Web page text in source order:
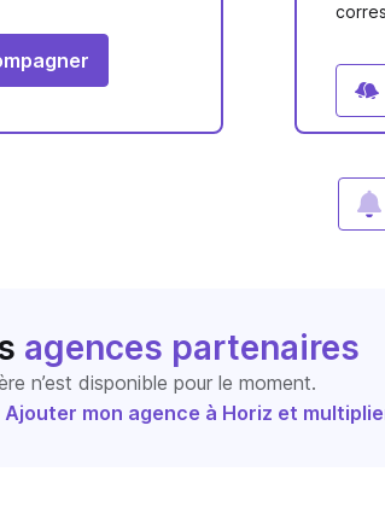
agences partenaires
n’est disponible pour le moment.
Ajouter mon agence à Horiz et